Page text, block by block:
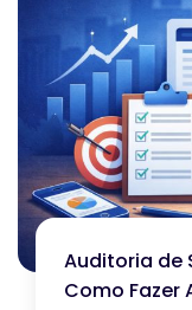
Auditoria de
Como Fazer